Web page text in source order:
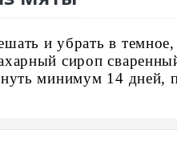
и убрать в
сироп
минимум 14 дней,